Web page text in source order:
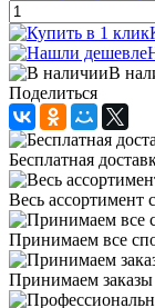
В
Поделиться
Бесплатная
Весь ассортимент
Принимаем все
Принимаем заказы